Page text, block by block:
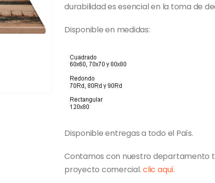
durabilidad es esencial en la toma de
Disponible en medidas:
Disponible entregas a todo el País.
Contamos con nuestro departamento
proyecto comercial.clic aquí.